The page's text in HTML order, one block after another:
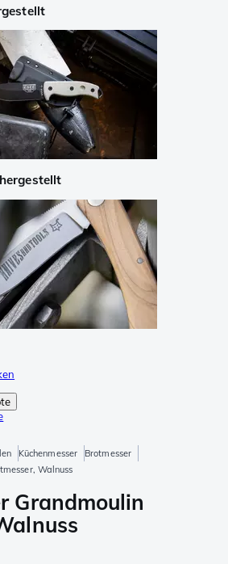
Küchenmesser
Brotmesser
Walnuss
Grandmoulin